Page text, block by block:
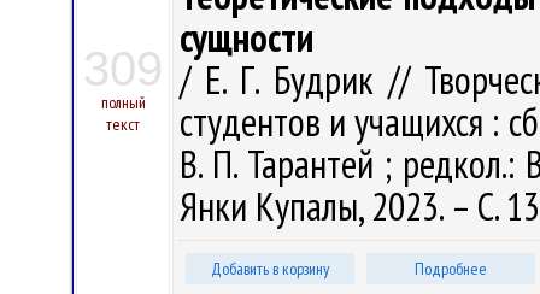
309
полный
текст
сущности
/ Е. Г. Будрик //
студентов и учащихся :
В. П. Тарантей ; редкол.:
Янки Купалы, 2023. – С.
Добавить в корзину Подробнее